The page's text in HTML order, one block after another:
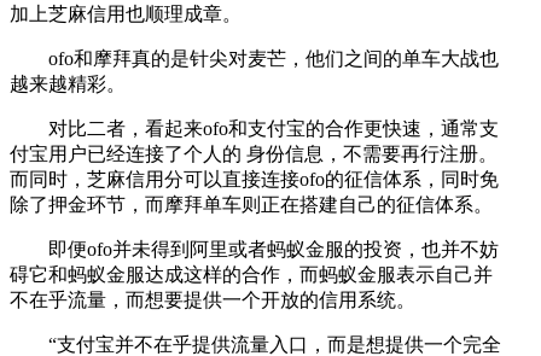
加上芝麻信用也顺理成章。
ofo和摩拜真的是针尖对麦芒，他们之间的单车大战也
越来越精彩。
对比二者，看起来ofo和支付宝的合作更快速，通常支
付宝用户已经连接了个人的 身份信息，不需要再行注册。
而同时，芝麻信用分可以直接连接ofo的征信体系，同时免
除了押金环节，而摩拜单车则正在搭建自己的征信体系。
即便ofo并未得到阿里或者蚂蚁金服的投资，也并不妨
碍它和蚂蚁金服达成这样的合作，而蚂蚁金服表示自己并
不在乎流量，而想要提供一个开放的信用系统。
“支付宝并不在乎提供流量入口，而是想提供一个完全